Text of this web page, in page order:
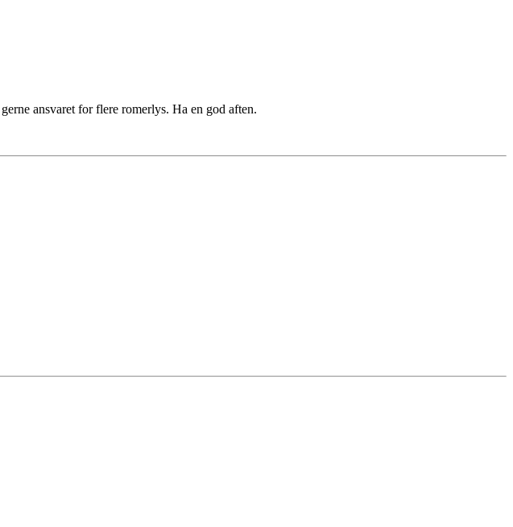
ansvaret for flere romerlys. Ha en god aften.